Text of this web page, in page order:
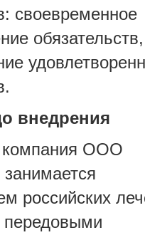
своевременное
обязательств,
внедрения
компания ООО
российских
передовыми